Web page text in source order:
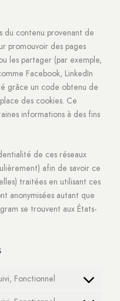
du contenu provenant de
promouvoir des pages
les partager (par exemple,
Facebook, LinkedIn
grâce un code obtenu de
des cookies. Ce
informations à des fins
de ces réseaux
afin de savoir ce
traitées en utilisant ces
anonymisées autant que
se trouvent aux États-
Fonctionnel
Consent